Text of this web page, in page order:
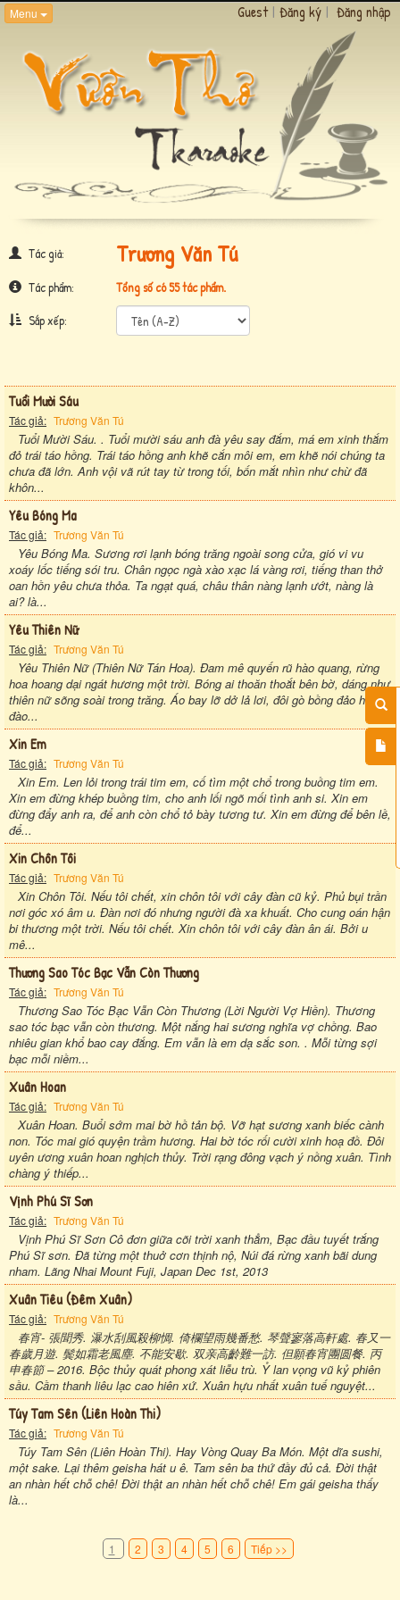
Menu Guest | Đăng ký | Đăng nhập
Tác giả: Trương Văn Tú
Tác phẩm:
Tổng số có 55 tác phẩm.
Sắp xếp:
Tuổi Mười Sáu
Tác giả: Trương Văn Tú
Tuổi Mười Sáu. . Tuổi mười sáu anh đà yêu say đắm, má em xinh thắm
đỏ trái táo hồng. Trái táo hồng anh khẽ cắn môi em, em khẽ nói chúng ta
chưa đã lớn. Anh vội vã rút tay từ trong tối, bốn mắt nhìn như chừ đã
khôn...
Yêu Bóng Ma
Tác giả: Trương Văn Tú
Yêu Bóng Ma. Sương rơi lạnh bóng trăng ngoài song cửa, gió vi vu
xoáy lốc tiếng sói tru. Chân ngọc ngà xào xạc lá vàng rơi, tiếng than thở
oan hồn yêu chưa thỏa. Ta ngạt quá, châu thân nàng lạnh ướt, nàng là
ai? là...
Yêu Thiên Nữ
Tác giả: Trương Văn Tú
Yêu Thiên Nữ (Thiên Nữ Tán Hoa). Đam mê quyến rũ hào quang, rừng
hoa hoang dại ngát hương một trời. Bóng ai thoăn thoắt bên bờ, dáng như
thiên nữ sõng soài trong trăng. Áo bay lỡ dở lả lơi, đôi gò bồng đảo hoa
đào...
Xin Em
Tác giả: Trương Văn Tú
Xin Em. Len lỏi trong trái tim em, cố tìm một chổ trong buồng tim em.
Xin em đừng khép buồng tim, cho anh lối ngõ mối tình anh si. Xin em
đừng đẩy anh ra, để anh còn chổ tỏ bày tương tư. Xin em đừng để bên lề,
để...
Xin Chôn Tôi
Tác giả: Trương Văn Tú
Xin Chôn Tôi. Nếu tôi chết, xin chôn tôi với cây đàn cũ kỷ. Phủ bụi trần
nơi góc xó âm u. Đàn nơi đó nhưng người đà xa khuất. Cho cung oán hận
bi thương một trời. Nếu tôi chết. Xin chôn tôi với cây đàn ân ái. Bởi u
mê...
Thương Sao Tóc Bạc Vẫn Còn Thương
Tác giả: Trương Văn Tú
Thương Sao Tóc Bạc Vẫn Còn Thương (Lời Người Vợ Hiền). Thương
sao tóc bạc vẫn còn thương. Một nắng hai sương nghĩa vợ chồng. Bao
nhiêu gian khổ bao cay đắng. Em vẫn là em dạ sắc son. . Mỗi từng sợi
bạc mỗi niềm...
Xuân Hoan
Tác giả: Trương Văn Tú
Xuân Hoan. Buổi sớm mai bờ hồ tản bộ. Vỡ hạt sương xanh biếc cành
non. Tóc mai gió quyện trầm hương. Hai bờ tóc rối cười xinh hoạ đồ. Đôi
uyên ương xuân hoan nghịch thủy. Trời rạng đông vạch ý nồng xuân. Tình
chàng ý thiếp...
Vịnh Phú Sĩ Sơn
Tác giả: Trương Văn Tú
Vịnh Phú Sĩ Sơn Cô đơn giữa cõi trời xanh thẳm, Bạc đầu tuyết trắng
Phú Sĩ sơn. Đã từng một thuở cơn thịnh nộ, Núi đá rừng xanh bãi dung
nham. Lãng Nhai Mount Fuji, Japan Dec 1st, 2013
Xuân Tiêu (đêm Xuân)
Tác giả: Trương Văn Tú
春宵- 張聞秀. 瀑水刮風殺柳惆. 倚欄望雨幾番愁. 琴聲寥落高軒處. 春又一
春歲月遊. 鬓如霜老風塵. 不能安歇. 双亲高齡難一訪. 但願春宵團圆餐. 丙
申春節 – 2016. Bộc thủy quát phong xát liễu trù. Ỷ lan vọng vũ kỷ phiên
sầu. Cầm thanh liêu lạc cao hiên xứ. Xuân hựu nhất xuân tuế nguyệt...
Túy Tam Sên (liên Hoàn Thi)
Tác giả: Trương Văn Tú
Túy Tam Sên (Liên Hoàn Thi). Hay Vòng Quay Ba Món. Một dĩa sushi,
một sake. Lại thêm geisha hát u ê. Tam sên ba thứ đầy đủ cả. Đời thật
an nhàn hết chỗ chê! Đời thật an nhàn hết chỗ chê! Em gái geisha thấy
là...
1 2 3 4 5 6 Tiếp >>